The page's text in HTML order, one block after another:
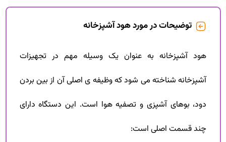
توضیحات در مورد هود آشپزخانه
هود آشپزخانه به عنوان یک وسیله مهم در تجهیزات
آشپزخانه شناخته می شود که وظیفه ی اصلی آن از بین بردن
دود، بوهای آشپزی و تصفیه هوا است. این دستگاه دارای
چند قسمت اصلی است: